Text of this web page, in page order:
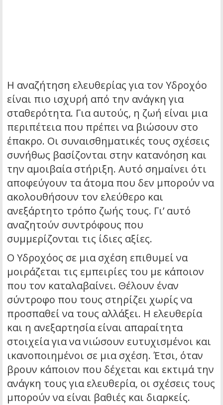
Η αναζήτηση ελευθερίας για τον Υδροχόο
είναι πιο ισχυρή από την ανάγκη για
σταθερότητα. Για αυτούς, η ζωή είναι μια
περιπέτεια που πρέπει να βιώσουν στο
έπακρο. Οι συναισθηματικές τους σχέσεις
συνήθως βασίζονται στην κατανόηση και
την αμοιβαία στήριξη. Αυτό σημαίνει ότι
αποφεύγουν τα άτομα που δεν μπορούν να
ακολουθήσουν τον ελεύθερο και
ανεξάρτητο τρόπο ζωής τους. Γι’ αυτό
αναζητούν συντρόφους που
συμμερίζονται τις ίδιες αξίες.
Ο Υδροχόος σε μια σχέση επιθυμεί να
μοιράζεται τις εμπειρίες του με κάποιον
που τον καταλαβαίνει. Θέλουν έναν
σύντροφο που τους στηρίζει χωρίς να
προσπαθεί να τους αλλάξει. Η ελευθερία
και η ανεξαρτησία είναι απαραίτητα
στοιχεία για να νιώσουν ευτυχισμένοι και
ικανοποιημένοι σε μια σχέση. Έτσι, όταν
βρουν κάποιον που δέχεται και εκτιμά την
ανάγκη τους για ελευθερία, οι σχέσεις τους
μπορούν να είναι βαθιές και διαρκείς.